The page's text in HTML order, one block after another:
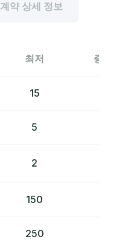
계약 상세 정보
최저 증거
15
5
2
150
250